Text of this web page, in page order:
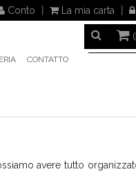
Conto La mia carta
CONTATTO
avere tutto